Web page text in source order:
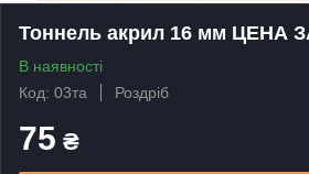
Тоннель акрил 16 мм ЦЕНА
В наявності
Код: 03та
Роздріб
75 ₴